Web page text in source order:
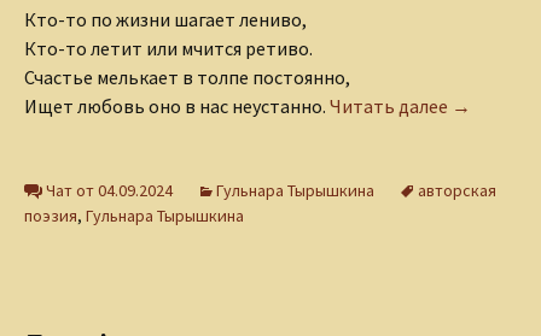
Кто-то по жизни шагает лениво,
Кто-то летит или мчится ретиво.
Счастье мелькает в толпе постоянно,
Ищет любовь оно в нас неустанно. Читать далее Где
→
Чат от 04.09.2024 Гульнара Тырышкина
авторская
поэзия, Гульнара Тырышкина